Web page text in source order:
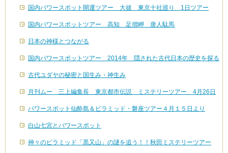
国内パワースポット開運ツアー 大祓 東京十社巡り 1日ツアー
国内パワースポットツアー 高知 足摺岬 唐人駄馬
日本の神様とつながる
国内パワースポットツアー 2014年 隠された古代日本の歴史を探る
古代ユダヤの秘密と国生み・神生み
月刊ムー 三上編集長 東京都市伝説 ミステリーツアー 4月26日
パワースポット仙酔島＆ピラミッド・磐座ツアー４月１５日より
白山七宮とパワースポット
神々のピラミッド「黒又山」の謎を追う！！秋田ミステリーツアー